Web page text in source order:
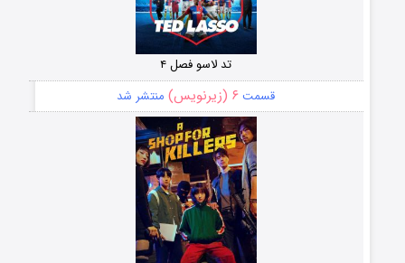
تد لاسو فصل ۴
قسمت ۶ (زیرنویس) منتشر شد